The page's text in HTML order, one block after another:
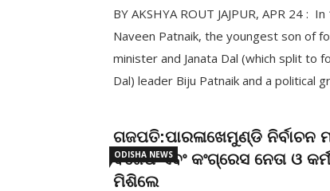
BY AKSHYA ROUT JAJPUR, APR 24 :
Naveen Patnaik, the youngest son of
minister and Janata Dal (which split to
Dal) leader Biju Patnaik and a political
perhaps nobody had an inkling of what
CONTINUE READING
ODISHA NEWS
ଗଜପତି:ପାରଳାଖେମୁଣ୍ଡି ନିର୍ବାଚନ
ବିଜେପି ଏବଂ କଂଗ୍ରେସ ନେତା ଓ
ମିଶିଲେ